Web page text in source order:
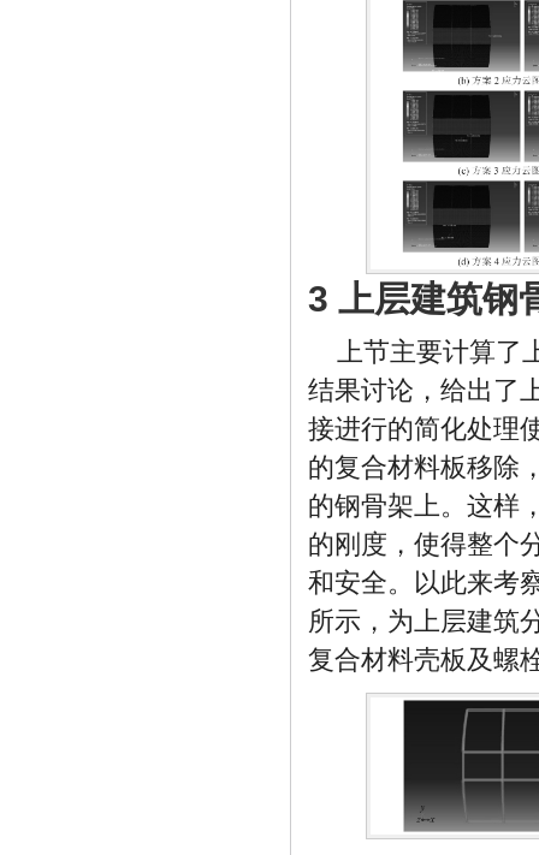
3 上层建筑钢
上节主要计算了
结果讨论，给出了
接进行的简化处理
的复合材料板移除
的钢骨架上。这样
的刚度，使得整个
和安全。以此来考
所示，为上层建筑
复合材料壳板及螺